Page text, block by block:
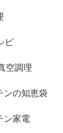
ピ
空調理
ンの知恵袋
ン家電